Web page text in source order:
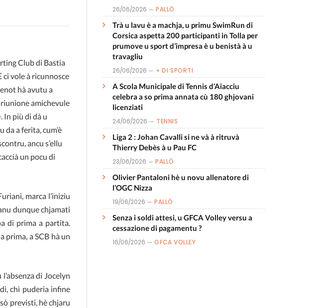
Club di Bastia
vole à ricunnosce
hà avutu a
amichevule
In più di dà u
a ferita, cum’è
ancu s’ellu
un pocu di
marca l’iniziu
dunque chjamati
di prima a partita.
prima, a SCB hà un
di Jocelyn
chì puderia infine
previsti, hè chjaru
26/06/2026 PALLÒ
Trà u lavu è a machja, u primu SwimRun di
Corsica aspetta 200 participanti in Tolla per
prumove u sport d’impresa è u benistà à u
travagliu
26/06/2026 + DI SPORTI
A Scola Municipale di Tennis d’Aiacciu
celebra a so prima annata cù 180 ghjovani
licenziati
24/06/2026 TENNIS
Liga 2 : Johan Cavalli si ne và à ritruvà
Thierry Debès à u Pau FC
23/06/2026 PALLÒ
Olivier Pantaloni hè u novu allenatore di
l’OGC Nizza
19/06/2026 PALLÒ
Senza i soldi attesi, u GFCA Volley versu a
cessazione di pagamentu ?
16/06/2026 GFCA VOLLEY